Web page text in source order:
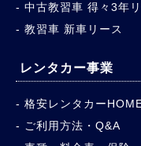
中古教習車 得々3年
教習車 新車リース
レンタカー事業
格安レンタカー
ご利用方法・Q&A